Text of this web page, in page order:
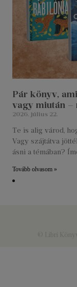
Pár könyv,
vagy miután –
2026. július 22.
Te is alig várod,
Vagy szájtátva
ásni a témában?
Tovább olvasom »